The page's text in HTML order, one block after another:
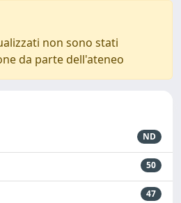
non sono stati
da parte dell'ateneo
ND
50
47